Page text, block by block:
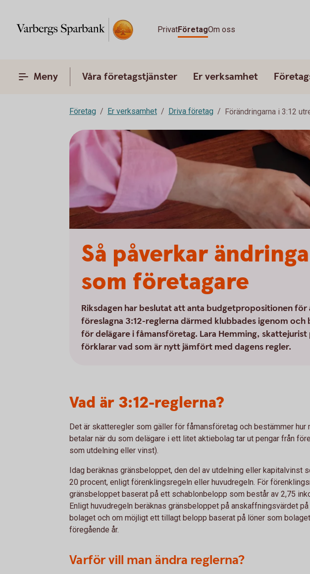
PrivatFöretagOm oss
Meny Våra företagstjänster Er verksamhet
Företag Er verksamhet Driva företag Förändringarna i 3:12
Så påverkar
som företagare
Riksdagen har beslutat att anta budgetpropositionen
föreslagna 3:12-reglerna därmed klubbades igenom och
för delägare i fåmansföretag. Lara Hemming, skattejurist
förklarar vad som är nytt jämfört med dagens regler.
Vad är 3:12-reglerna?
Det är skatteregler som gäller för fåmansföretag och bestämmer hur
betalar när du som delägare i ett litet aktiebolag tar ut pengar från
som utdelning eller vinst).
Idag beräknas gränsbeloppet, den del av utdelning eller kapitalvinst
20 procent, enligt förenklingsregeln eller huvudregeln. För
gränsbeloppet baserat på ett schablonbelopp som består av 2,75
Enligt huvudregeln beräknas gränsbeloppet på anskaffningsvärdet
bolaget och om möjligt ett tillagt belopp baserat på löner som
föregående år.
Varför vill man ändra reglerna?